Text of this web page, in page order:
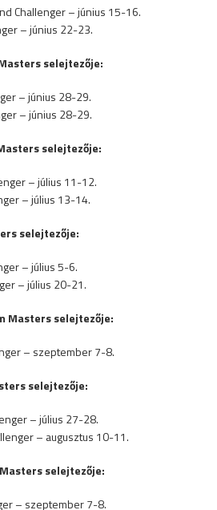
Challenger – június 15-16.
– június 22-23.
selejtezője:
– június 28-29.
– június 28-29.
selejtezője:
– július 11-12.
– július 13-14.
selejtezője:
– július 5-6.
– július 20-21.
Masters selejtezője:
– szeptember 7-8.
selejtezője:
– július 27-28.
– augusztus 10-11.
selejtezője:
– szeptember 7-8.